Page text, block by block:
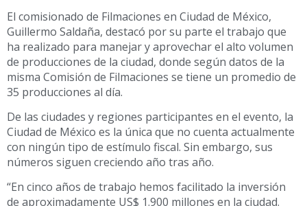
El comisionado de Filmaciones en Ciudad de México,
Guillermo Saldaña, destacó por su parte el trabajo que
ha realizado para manejar y aprovechar el alto volumen
de producciones de la ciudad, donde según datos de la
misma Comisión de Filmaciones se tiene un promedio de
35 producciones al día.
De las ciudades y regiones participantes en el evento, la
Ciudad de México es la única que no cuenta actualmente
con ningún tipo de estímulo fiscal. Sin embargo, sus
números siguen creciendo año tras año.
“En cinco años de trabajo hemos facilitado la inversión
de aproximadamente US$ 1.900 millones en la ciudad.